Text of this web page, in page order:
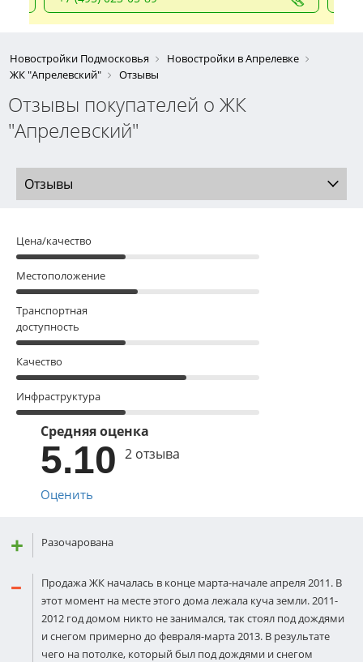
Новостройки Подмосковья
Новостройки в Апрелевке
ЖК "Апрелевский"
Отзывы
Отзывы покупателей о ЖК
"Апрелевский"
Отзывы
Цена/качество
Местоположение
Транспортная
доступность
Качество
Инфраструктура
Средняя оценка
5.10 2 отзыва
Оценить
Разочарована
Продажа ЖК началась в конце марта-начале апреля 2011. В
этот момент на месте этого дома лежала куча земли. 2011-
2012 год домом никто не занимался, так стоял под дождями
и снегом примерно до февраля-марта 2013. В результате
чего на потолке, который был под дождями и снегом